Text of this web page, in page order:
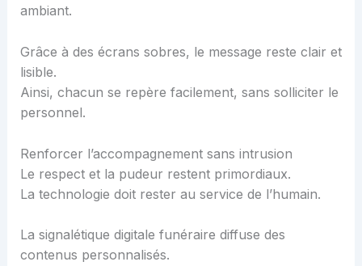
ambiant.
Grâce à des écrans sobres, le message reste clair et
lisible.
Ainsi, chacun se repère facilement, sans solliciter le
personnel.
Renforcer l’accompagnement sans intrusion
Le respect et la pudeur restent primordiaux.
La technologie doit rester au service de l’humain.
La signalétique digitale funéraire diffuse des
contenus personnalisés.